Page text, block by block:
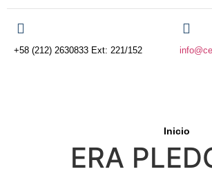
+58 (212) 2630833 Ext: 221/152
Inicio
ERA